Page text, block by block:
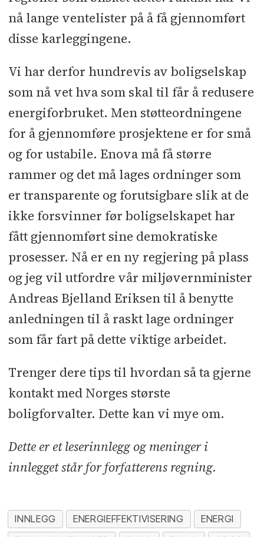
nå lange ventelister på å få gjennomført
disse karleggingene.
Vi har derfor hundrevis av boligselskap
som nå vet hva som skal til får å redusere
energiforbruket. Men støtteordningene
for å gjennomføre prosjektene er for små
og for ustabile. Enova må få større
rammer og det må lages ordninger som
er transparente og forutsigbare slik at de
ikke forsvinner før boligselskapet har
fått gjennomført sine demokratiske
prosesser. Nå er en ny regjering på plass
og jeg vil utfordre vår miljøvernminister
Andreas Bjelland Eriksen til å benytte
anledningen til å raskt lage ordninger
som får fart på dette viktige arbeidet.
Trenger dere tips til hvordan så ta gjerne
kontakt med Norges største
boligforvalter. Dette kan vi mye om.
Dette er et leserinnlegg og meninger i
innlegget står for forfatterens regning.
INNLEGG ENERGIEFFEKTIVISERING
ENERGI